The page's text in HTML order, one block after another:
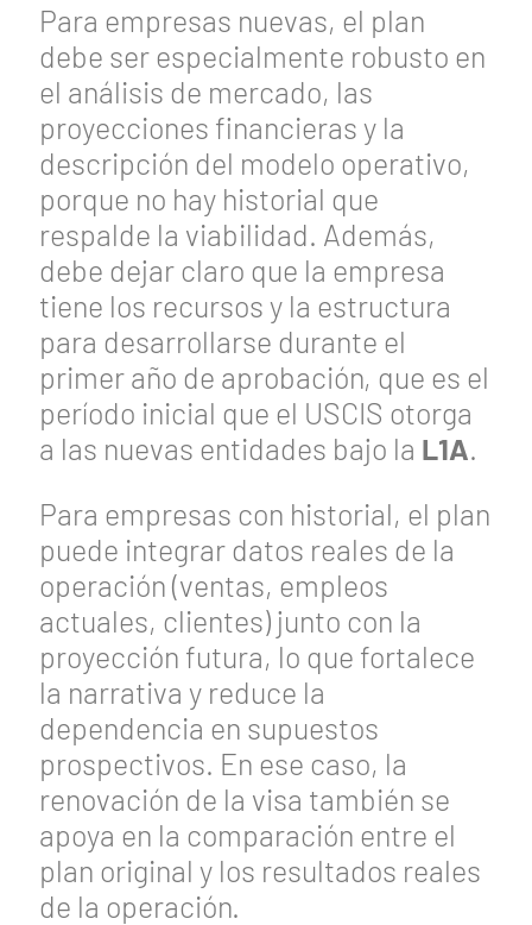
Para empresas nuevas, el plan
debe ser especialmente robusto en
el análisis de mercado, las
proyecciones financieras y la
descripción del modelo operativo,
porque no hay historial que
respalde la viabilidad. Además,
debe dejar claro que la empresa
tiene los recursos y la estructura
para desarrollarse durante el
primer año de aprobación, que es el
período inicial que el USCIS otorga
a las nuevas entidades bajo la L1A.
Para empresas con historial, el plan
puede integrar datos reales de la
operación (ventas, empleos
actuales, clientes) junto con la
proyección futura, lo que fortalece
la narrativa y reduce la
dependencia en supuestos
prospectivos. En ese caso, la
renovación de la visa también se
apoya en la comparación entre el
plan original y los resultados reales
de la operación.